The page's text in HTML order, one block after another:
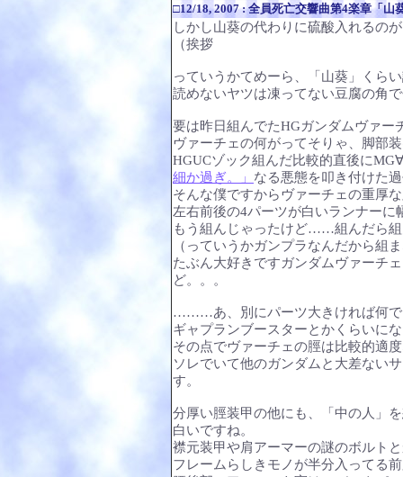
□12/18, 2007 : 全員死亡交響曲第4楽章「山
しかし山葵の代わりに硫酸入れるの
（挨拶
っていうかてめーら、「山葵」くら
読めないヤツは凍ってない豆腐の角
要は昨日組んでたHGガンダムヴァー
ヴァーチェの何がってそりゃ、脚部
HGUCゾック組んだ比較的直後に
細か過ぎ。」 なる悪態を叩き付けた
そんな僕ですからヴァーチェの重厚
左右前後の4パーツが白いランナー
もう組んじゃったけど……組んだら
（っていうかガンプラなんだから
たぶん大好きですガンダムヴァーチ
ど。。。
………あ、別にパーツ大きければ何で
ギャプランブースターとかくらいに
その点でヴァーチェの脛は比較的適
ソレでいて他のガンダムと大差ない
す。
分厚い脛装甲の他にも、「中の人」
白いですね。
襟元装甲や肩アーマーの謎のボルト
フレームらしきモノが半分入ってる